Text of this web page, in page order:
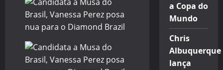
a Copa do
Mundo
Chris
Albuquerque
lança